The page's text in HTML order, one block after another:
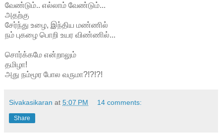
வேண்டும்.. எல்லாம் வேண்டும்...
அதற்கு
சேர்ந்து உழை, இந்திய மண்ணில்
நம் புகழை பொறி உயர விண்ணில்...
சொர்க்கமே என்றாலும்
தமிழா!
அது நம்மூர போல வருமா?!?!?!
Sivakasikaran at 5:07 PM 14 comments:
Share